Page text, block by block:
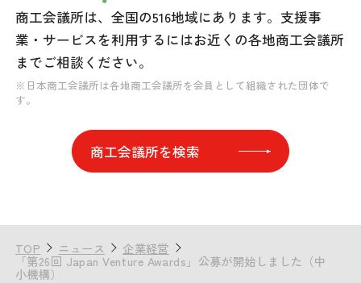
商工会議所は、全国の516地域にあります。 支援事
業・サービスを利用するにはお近くの各地商工会議所
までご相談ください。
※日本商工会議所は各地商工会議所を会員として組織された団体で
す。
商工会議所を検索
TOP ニュース 企業経営
「第26回 Japan Venture Awards」公募が開始しました（中
小機構）